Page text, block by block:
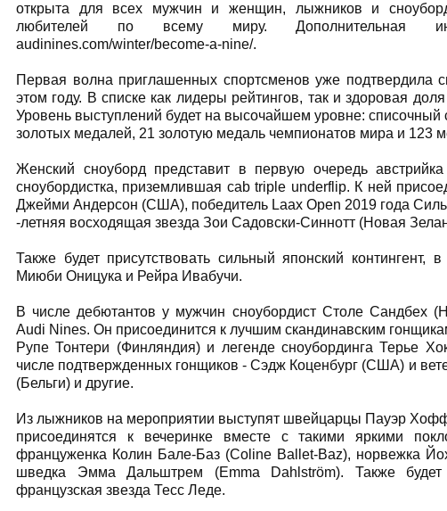
открыта для всех мужчин и женщин, лыжников и
любителей по всему миру. Дополнительная
audinines.com/winter/become-a-nine/.
Первая волна приглашенных спортсменов уже подтвердила
этом году. В списке как лидеры рейтингов, так и здоровая
Уровень выступлений будет на высочайшем уровне: списочный
золотых медалей, 21 золотую медаль чемпионатов мира и 123
Женский сноуборд представит в первую очередь
сноубордистка, приземлившая cab triple underflip. К ней
Джейми Андерсон (США), победитель Laax Open 2019 года
-летняя восходящая звезда Зои Садовски-Синнотт (Новая
Также будет присутствовать сильный японский
Миюби Оницука и Рейра Ивабучи.
В числе дебютантов у мужчин сноубордист Столе Сандбех
Audi Nines. Он присоединится к лучшим скандинавским
Рупе Тонтери (Финляндия) и легенде сноубординга Терье
числе подтвержденных гонщиков - Сэдж Коценбург (США) и
(Бельги) и другие.
Из лыжников на мероприятии выступят швейцарцы Пауэр
присоединятся к вечеринке вместе с такими яркими
француженка Колин Бале-Баз (Coline Ballet-Baz), норвежка
шведка Эмма Дальштрем (Emma Dahlström). Также будет
французская звезда Тесс Леде.